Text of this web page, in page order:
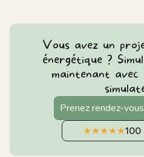
Vous avez un
énergétique ?
maintenant
Prenez rendez-
★★★★★100